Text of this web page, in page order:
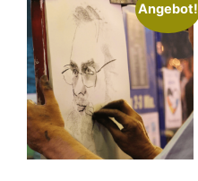
Angebot!